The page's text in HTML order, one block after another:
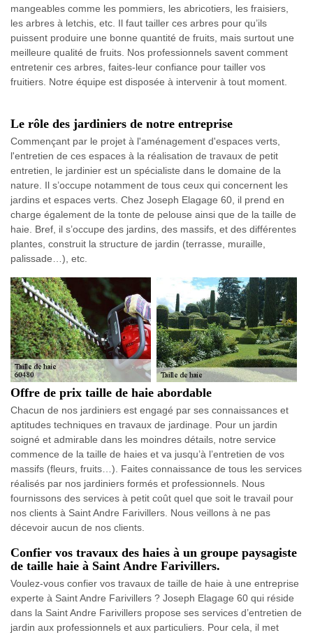
mangeables comme les pommiers, les abricotiers, les fraisiers,
les arbres à letchis, etc. Il faut tailler ces arbres pour qu’ils
puissent produire une bonne quantité de fruits, mais surtout une
meilleure qualité de fruits. Nos professionnels savent comment
entretenir ces arbres, faites-leur confiance pour tailler vos
fruitiers. Notre équipe est disposée à intervenir à tout moment.
Le rôle des jardiniers de notre entreprise
Commençant par le projet à l'aménagement d'espaces verts,
l'entretien de ces espaces à la réalisation de travaux de petit
entretien, le jardinier est un spécialiste dans le domaine de la
nature. Il s’occupe notamment de tous ceux qui concernent les
jardins et espaces verts. Chez Joseph Elagage 60, il prend en
charge également de la tonte de pelouse ainsi que de la taille de
haie. Bref, il s’occupe des jardins, des massifs, et des différentes
plantes, construit la structure de jardin (terrasse, muraille,
palissade…), etc.
Offre de prix taille de haie abordable
Chacun de nos jardiniers est engagé par ses connaissances et
aptitudes techniques en travaux de jardinage. Pour un jardin
soigné et admirable dans les moindres détails, notre service
commence de la taille de haies et va jusqu’à l’entretien de vos
massifs (fleurs, fruits…). Faites connaissance de tous les services
réalisés par nos jardiniers formés et professionnels. Nous
fournissons des services à petit coût quel que soit le travail pour
nos clients à Saint Andre Farivillers. Nous veillons à ne pas
décevoir aucun de nos clients.
Confier vos travaux des haies à un groupe paysagiste
de taille haie à Saint Andre Farivillers.
Voulez-vous confier vos travaux de taille de haie à une entreprise
experte à Saint Andre Farivillers ? Joseph Elagage 60 qui réside
dans la Saint Andre Farivillers propose ses services d’entretien de
jardin aux professionnels et aux particuliers. Pour cela, il met